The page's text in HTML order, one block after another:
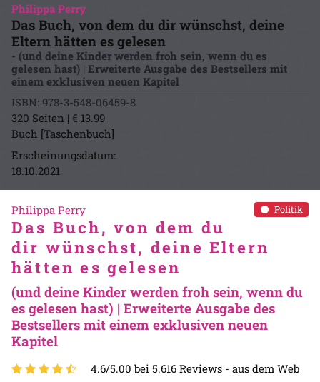
Philippa Perry
Das Buch, von dem du dir wünschst, deine
Eltern hätten es gelesen
- (und deine Kinder werden froh sein, wenn du es
gelesen hast) | Erweiterte Ausgabe des Bestsellers mit
einem exklusiven neuen Kapitel
ISBN: 978-3-548-06459-8
320 Seiten | € 13.99
Buch [Taschenbuch]
Erscheinungsdatum:
18.10.2021
Politik
Philippa Perry
Das Buch, von dem du
dir wünschst, deine Eltern
hätten es gelesen
(und deine Kinder werden froh sein, wenn du
es gelesen hast) | Erweiterte Ausgabe des
Bestsellers mit einem exklusiven neuen
Kapitel
4.6/5.00 bei 5.616 Reviews - aus dem Web